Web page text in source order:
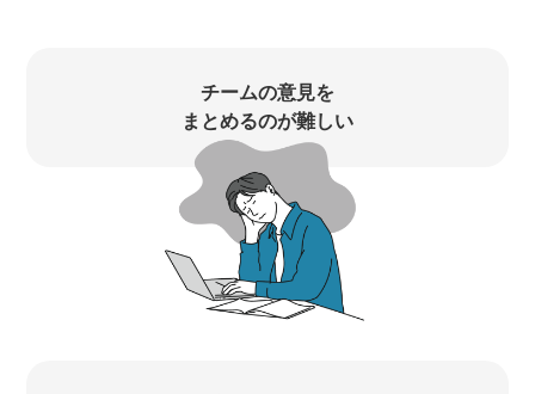
チームの意見を
まとめるのが難しい